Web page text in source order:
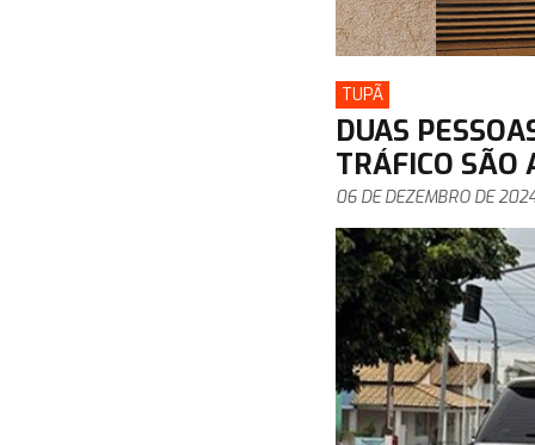
TUPÃ
DUAS
TRÁFICO SÃO
06 DE DEZEMBRO DE